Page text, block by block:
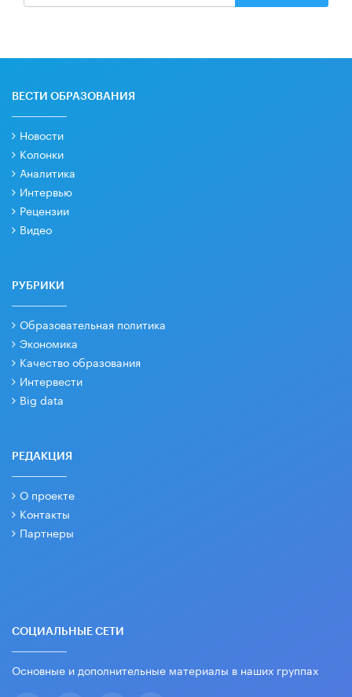
ВЕСТИ ОБРАЗОВАНИЯ
Новости
Колонки
Аналитика
Интервью
Рецензии
Видео
РУБРИКИ
Образовательная политика
Экономика
Качество образования
Интервести
Big data
РЕДАКЦИЯ
О проекте
Контакты
Партнеры
СОЦИАЛЬНЫЕ СЕТИ
Основные и дополнительные материалы в наших группах